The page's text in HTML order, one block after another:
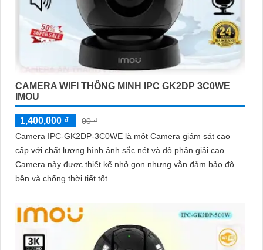
CAMERA WIFI THÔNG MINH IPC GK2DP 3C0WE
IMOU
1,400,000 ₫
00 ₫
Camera IPC-GK2DP-3C0WE là một Camera giám sát cao
cấp với chất lượng hình ảnh sắc nét và độ phân giải cao.
Camera này được thiết kế nhỏ gọn nhưng vẫn đảm bảo độ
bền và chống thời tiết tốt